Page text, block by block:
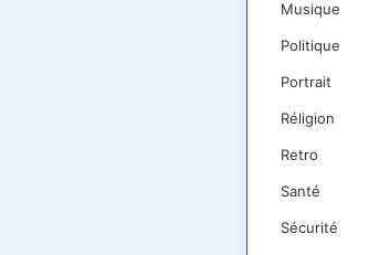
Musique
Politique
Portrait
Réligion
Retro
Santé
Sécurité